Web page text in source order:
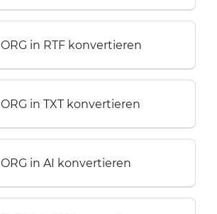
ORG in RTF konvertieren
ORG in TXT konvertieren
ORG in AI konvertieren